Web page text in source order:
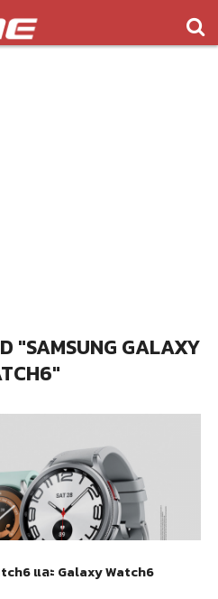
"SAMSUNG GALAXY
และ Galaxy Watch6